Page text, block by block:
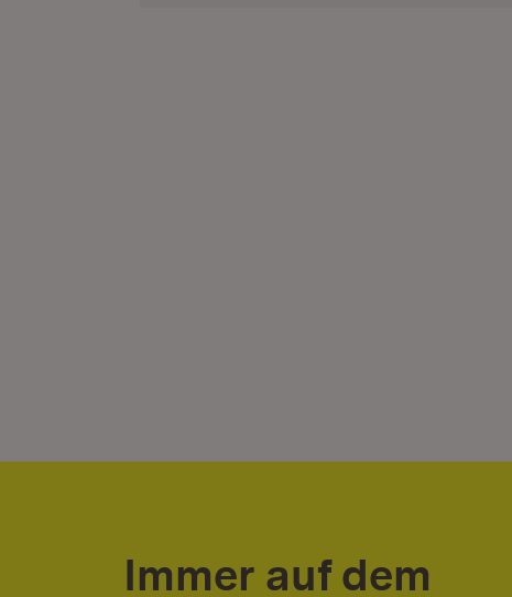
Immer auf dem